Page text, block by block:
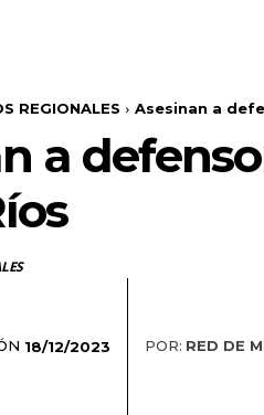
REGIONALES Asesinan a
a
18/12/2023 POR: RED DE